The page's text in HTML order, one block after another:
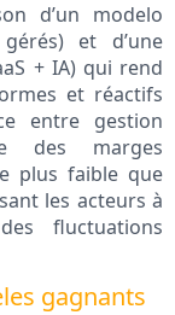
d’un modelo
et d’une
+ IA) qui rend
et réactifs
entre gestion
des marges
plus faible que
les acteurs à
fluctuations
gagnants